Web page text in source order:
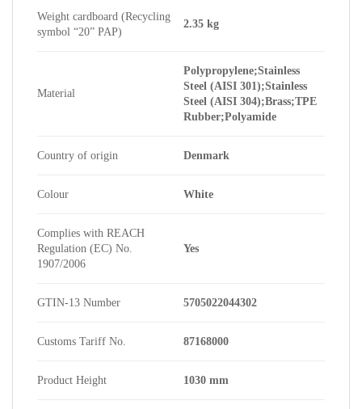
Weight cardboard (Recycling
symbol “20” PAP)
2.35 kg
Material
Polypropylene;Stainless
Steel (AISI 301);Stainless
Steel (AISI 304);Brass;TPE
Rubber;Polyamide
Country of origin Denmark
Colour White
Complies with REACH
Regulation (EC) No.
1907/2006
Yes
GTIN-13 Number 5705022044302
Customs Tariff No. 87168000
Product Height 1030 mm